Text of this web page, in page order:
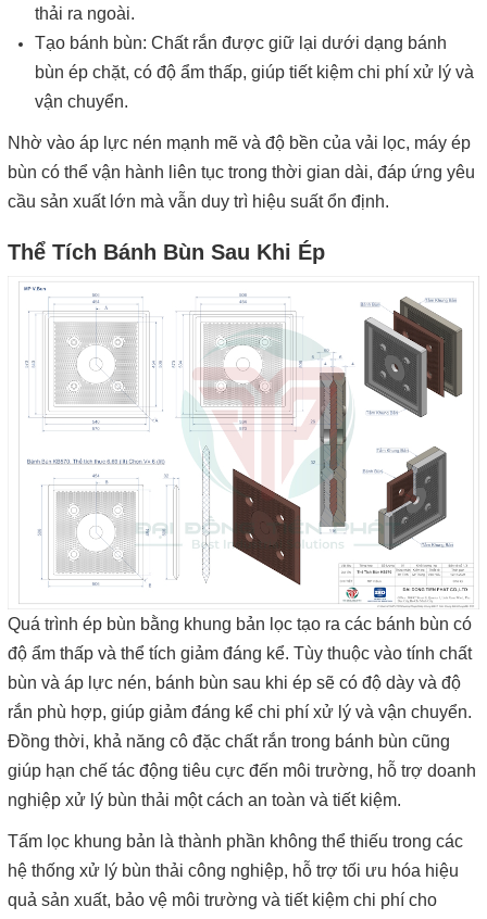
thải ra ngoài.
Tạo bánh bùn: Chất rắn được giữ lại dưới dạng bánh
bùn ép chặt, có độ ẩm thấp, giúp tiết kiệm chi phí xử lý và
vận chuyển.
Nhờ vào áp lực nén mạnh mẽ và độ bền của vải lọc, máy ép
bùn có thể vận hành liên tục trong thời gian dài, đáp ứng yêu
cầu sản xuất lớn mà vẫn duy trì hiệu suất ổn định.
Thể Tích Bánh Bùn Sau Khi Ép
Quá trình ép bùn bằng khung bản lọc tạo ra các bánh bùn có
độ ẩm thấp và thể tích giảm đáng kể. Tùy thuộc vào tính chất
bùn và áp lực nén, bánh bùn sau khi ép sẽ có độ dày và độ
rắn phù hợp, giúp giảm đáng kể chi phí xử lý và vận chuyển.
Đồng thời, khả năng cô đặc chất rắn trong bánh bùn cũng
giúp hạn chế tác động tiêu cực đến môi trường, hỗ trợ doanh
nghiệp xử lý bùn thải một cách an toàn và tiết kiệm.
Tấm lọc khung bản là thành phần không thể thiếu trong các
hệ thống xử lý bùn thải công nghiệp, hỗ trợ tối ưu hóa hiệu
quả sản xuất, bảo vệ môi trường và tiết kiệm chi phí cho